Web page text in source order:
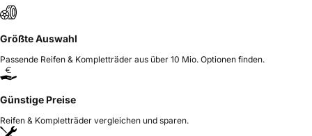
Größte Auswahl
Passende Reifen & Kompletträder aus über 10 Mio. Optionen finden.
Günstige Preise
Reifen & Kompletträder vergleichen und sparen.